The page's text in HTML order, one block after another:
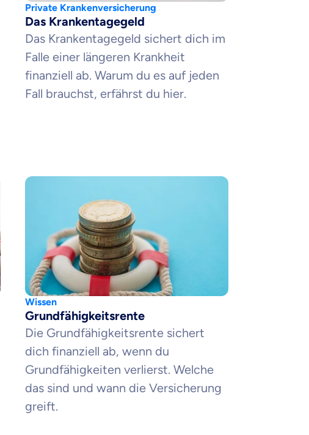
Private Krankenversicherung
Das Krankentagegeld
Das Krankentagegeld sichert dich im
Falle einer längeren Krankheit
finanziell ab. Warum du es auf jeden
Fall brauchst, erfährst du hier.
Wissen
Grundfähigkeitsrente
Die Grundfähigkeitsrente sichert
dich finanziell ab, wenn du
Grundfähigkeiten verlierst. Welche
das sind und wann die Versicherung
greift.